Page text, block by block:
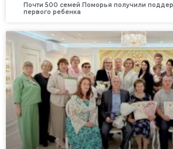
Почти 500 семей Поморья получили
первого ребенка